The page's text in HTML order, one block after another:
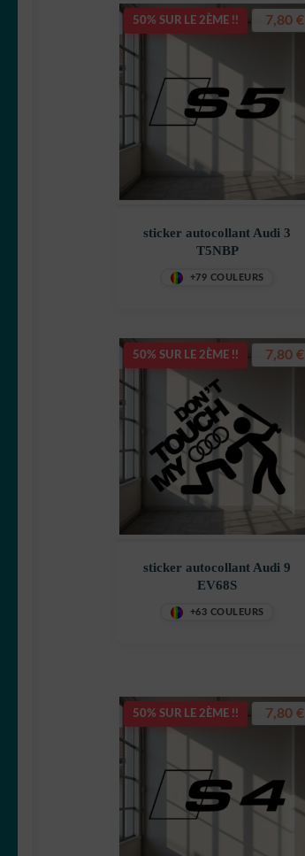
50% SUR LE 2ÈME !!
sticker autocollant Audi 3
T5NBP
+79 COULEURS
7,80€
50% SUR LE 2ÈME !!
sticker autocollant Audi 9
EV68S
+63 COULEURS
7,80€
50% SUR LE 2ÈME !! 7,80€